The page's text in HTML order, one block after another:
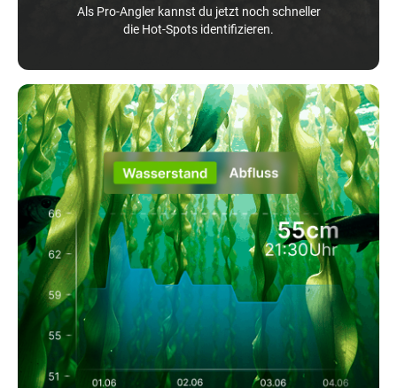
Als Pro-Angler kannst du jetzt noch schneller
die Hot-Spots identifizieren.